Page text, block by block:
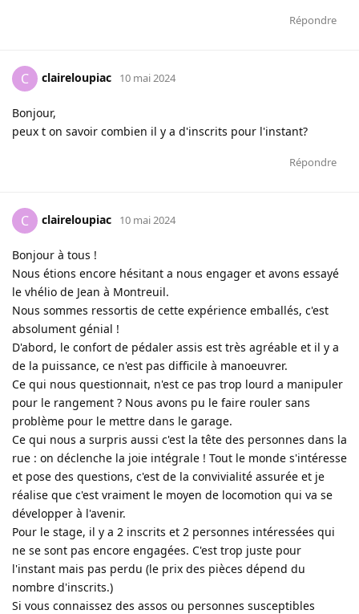
Répondre
C claireloupiac 10 mai 2024
Bonjour,
peux t on savoir combien il y a d'inscrits pour l'instant?
Répondre
C claireloupiac 10 mai 2024
Bonjour à tous !
Nous étions encore hésitant a nous engager et avons essayé
le vhélio de Jean à Montreuil.
Nous sommes ressortis de cette expérience emballés, c'est
absolument génial !
D'abord, le confort de pédaler assis est très agréable et il y a
de la puissance, ce n'est pas difficile à manoeuvrer.
Ce qui nous questionnait, n'est ce pas trop lourd a manipuler
pour le rangement ? Nous avons pu le faire rouler sans
problème pour le mettre dans le garage.
Ce qui nous a surpris aussi c'est la tête des personnes dans la
rue : on déclenche la joie intégrale ! Tout le monde s'intéresse
et pose des questions, c'est de la convivialité assurée et je
réalise que c'est vraiment le moyen de locomotion qui va se
développer à l'avenir.
Pour le stage, il y a 2 inscrits et 2 personnes intéressées qui
ne se sont pas encore engagées. C'est trop juste pour
l'instant mais pas perdu (le prix des pièces dépend du
nombre d'inscrits.)
Si vous connaissez des assos ou personnes susceptibles